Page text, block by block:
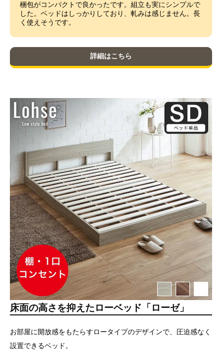
梱包がコンパクトで良かったです。組立も実にシンプルで
した。ベッドはしっかりしており、軋みは感じません。長
く使えそうです。
詳細はこちら
床面の高さを抑えたローベッド「ローゼ」
お部屋に開放感をもたらすロータイプのデザインで、圧迫感なく
設置できるベッド。